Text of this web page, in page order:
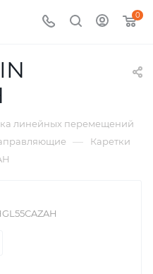
0
линейных перемещений
— Каретки